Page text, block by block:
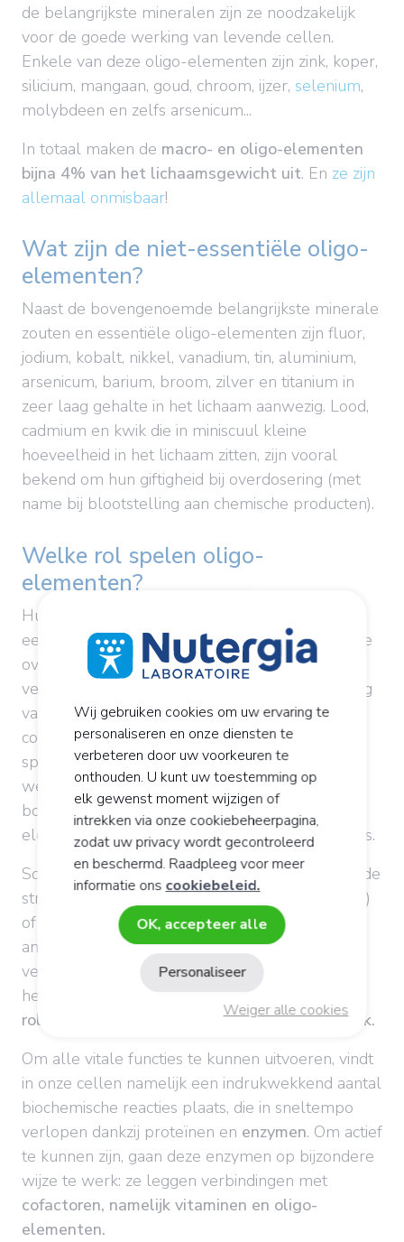
de belangrijkste mineralen zijn ze noodzakelijk
voor de goede werking van levende cellen.
Enkele van deze oligo-elementen zijn zink, koper,
silicium, mangaan, goud, chroom, ijzer, selenium,
molybdeen en zelfs arsenicum...
In totaal maken de macro- en oligo-elementen
bijna 4% van het lichaamsgewicht uit. En ze zijn
allemaal onmisbaar!
Wat zijn de niet-essentiële oligo-
elementen?
Naast de bovengenoemde belangrijkste minerale
zouten en essentiële oligo-elementen zijn fluor,
jodium, kobalt, nikkel, vanadium, tin, aluminium,
arsenicum, barium, broom, zilver en titanium in
zeer laag gehalte in het lichaam aanwezig. Lood,
cadmium en kwik die in miniscuul kleine
hoeveelheid in het lichaam zitten, zijn vooral
bekend om hun giftigheid bij overdosering (met
name bij blootstelling aan chemische producten).
Welke rol spelen oligo-
elementen?
Hun werkwijze, noch hun rol in het lichaam zijn
eensluidend. Van de aanmaak van eiwitten tot de
overdracht van zenuwimpulsen, van de
versteviging van het skelet tot de goede werking
van verschillende systemen (zenuwstelsel,
cognitief systeem, immuunsysteem, bloedvaten,
spijsverteringsstelsel) en het onderhoud van
weefsels (bindweefsel bijvoorbeeld), en
bovendien beschermen de meeste oligo-
elementen de cellen ook tegen oxidatieve stress.
Sommige oligo-elementen maken deel uit van de
structuur van vitaminen(kobalt en vitamine B12)
of hormonen (jodium in schildklierhormonen),
andere hebben een structurele rol (silicium
verbindt collageenvezels met andere vezels in
het bindweefsel).
rol op celniveau, en daarom zijn ze zo belangrijk.
Om alle vitale functies te kunnen uitvoeren, vindt
in onze cellen namelijk een indrukwekkend aantal
biochemische reacties plaats, die in sneltempo
verlopen dankzij proteïnen en enzymen. Om actief
te kunnen zijn, gaan deze enzymen op bijzondere
wijze te werk: ze leggen verbindingen met
cofactoren, namelijk vitaminen en oligo-
elementen.
Wij gebruiken cookies om uw ervaring te
personaliseren en onze diensten te
verbeteren door uw voorkeuren te
onthouden. U kunt uw toestemming op
elk gewenst moment wijzigen of
intrekken via onze cookiebeheerpagina,
zodat uw privacy wordt gecontroleerd
en beschermd. Raadpleeg voor meer
informatie ons cookiebeleid.
OK, accepteer alle
Weiger alle cookies
Personaliseer